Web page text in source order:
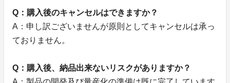
Q：購入後のキャンセルはできますか？
A：申し訳ございませんが原則としてキャンセルは承っ
ておりません。
Q：購入後、納品出来ないリスクがありますか？